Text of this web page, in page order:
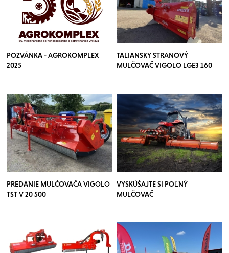
POZVÁNKA - AGROKOMPLEX
2025
TALIANSKY STRANOVÝ
MULČOVAČ VIGOLO LGE3 160
PREDANIE MULČOVAČA VIGOLO
TST V 20 500
VYSKÚŠAJTE SI POĽNÝ
MULČOVAČ